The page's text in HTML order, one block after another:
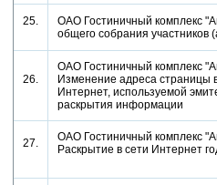
25.
ОАО Гостиничный комплекс
общего собрания
26.
ОАО Гостиничный комплекс
Изменение адреса страницы
Интернет, используемой
раскрытия информации
27.
ОАО Гостиничный комплекс
Раскрытие в сети Интернет